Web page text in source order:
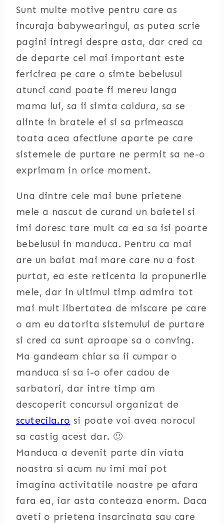
Sunt multe motive pentru care as
incuraja babywearingul, as putea scrie
pagini intregi despre asta, dar cred ca
de departe cel mai important este
fericirea pe care o simte bebelusul
atunci cand poate fi mereu langa
mama lui, sa ii simta caldura, sa se
alinte in bratele ei si sa primeasca
toata acea afectiune aparte pe care
sistemele de purtare ne permit sa ne-o
exprimam in orice moment.
Una dintre cele mai bune prietene
mele a nascut de curand un baietel si
imi doresc tare mult ca ea sa isi poarte
bebelusul in manduca. Pentru ca mai
are un baiat mai mare care nu a fost
purtat, ea este reticenta la propunerile
mele, dar in ultimul timp admira tot
mai mult libertatea de miscare pe care
o am eu datorita sistemului de purtare
si cred ca sunt aproape sa o conving.
Ma gandeam chiar sa ii cumpar o
manduca si sa i-o ofer cadou de
sarbatori, dar intre timp am
descoperit concursul organizat de
scutecila.ro si poate voi avea norocul
sa castig acest dar. 🙂
Manduca a devenit parte din viata
noastra si acum nu imi mai pot
imagina activitatile noastre pe afara
fara ea, iar asta conteaza enorm. Daca
aveti o prietena insarcinata sau care